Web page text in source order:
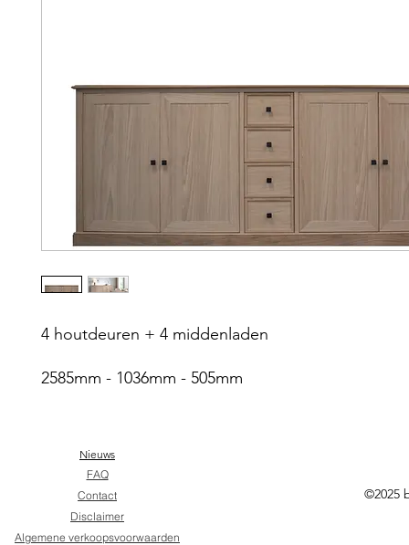
4 houtdeuren + 4 middenladen
2585mm - 1036mm - 505mm
Nieuws
FAQ
Contact
Disclaimer
Algemene verkoopsvoorwaarden
©2025